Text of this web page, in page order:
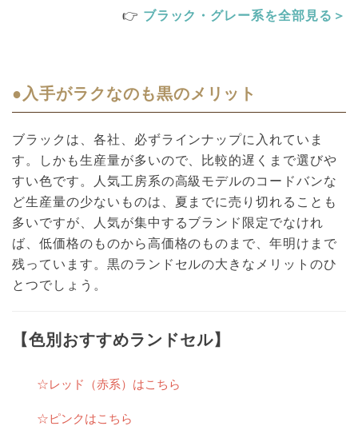
👉 ブラック・グレー系を全部見る＞
●入手がラクなのも黒のメリット
ブラックは、各社、必ずラインナップに入れていま
す。しかも生産量が多いので、比較的遅くまで選びや
すい色です。人気工房系の高級モデルのコードバンな
ど生産量の少ないものは、夏までに売り切れることも
多いですが、人気が集中するブランド限定でなけれ
ば、低価格のものから高価格のものまで、年明けまで
残っています。黒のランドセルの大きなメリットのひ
とつでしょう。
【色別おすすめランドセル】
☆レッド（赤系）はこちら
☆ピンクはこちら